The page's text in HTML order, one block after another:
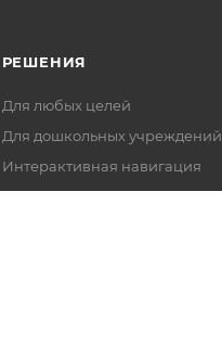
РЕШЕНИЯ
Для любых целей
Для дошкольных учреждений
Интерактивная навигация
Комплексное оснащение